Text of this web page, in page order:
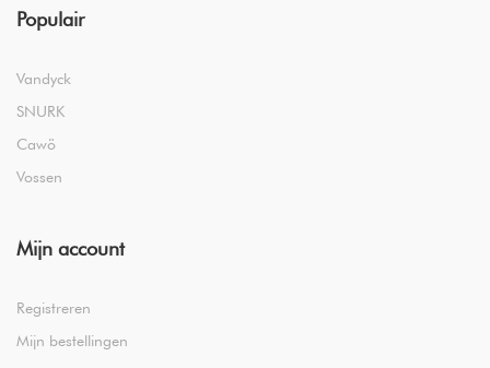
Populair
Vandyck
SNURK
Cawö
Vossen
Mijn account
Registreren
Mijn bestellingen